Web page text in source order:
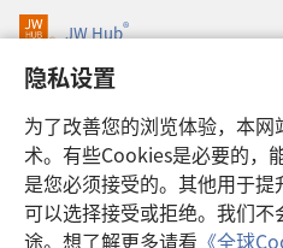
隐私设置
为了改善您的浏览体验，本
术。有些Cookies是必要的，
是您必须接受的。其他用于
可以选择接受或拒绝。我们
途。想了解更多请看 《全球
口）
开
新
口）
JW Hub®
（打
开
新
窗
口）
JW Library®
Watchtower Library